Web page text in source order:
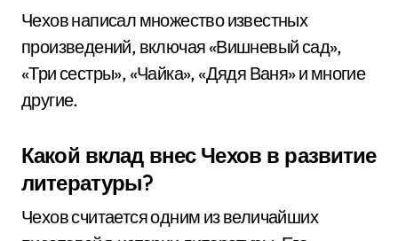
Чехов написал множество известных
произведений, включая «Вишневый сад»,
«Три сестры», «Чайка», «Дядя Ваня» и многие
другие.
Какой вклад внес Чехов в развитие
литературы?
Чехов считается одним из величайших